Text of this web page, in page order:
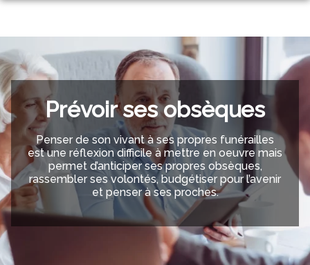
Aller
contenu
ORGANISER DES OBSÈQUES
MONUMENTS FUNÉRAIRES
SERVICES AUX FAMILLES
NOTRE AGENCE
ESPACES HOMMAGES
Prévoir ses obsèques
Penser de son vivant à ses propres funérailles
est une réflexion difficile à mettre en oeuvre mais
permet d’anticiper ses propres obsèques,
rassembler ses volontés, budgétiser pour l’avenir
et penser à ses proches.